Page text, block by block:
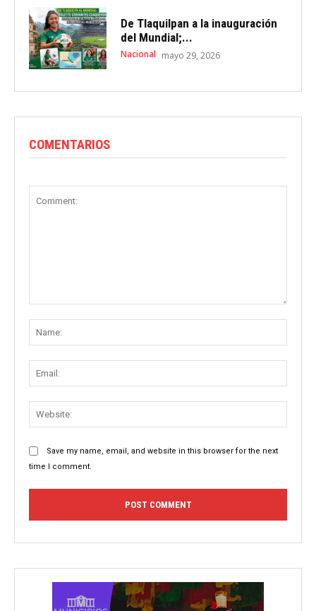
De Tlaquilpan a la inauguración
del Mundial;...
Nacional mayo 29, 2026
COMENTARIOS
Save my name, email, and website in this browser for the next
time I comment.